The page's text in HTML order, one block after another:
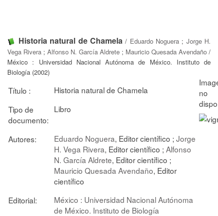
Historia natural de Chamela / Eduardo Noguera ; Jorge H.
Vega Rivera ; Alfonso N. García Aldrete ; Mauricio Quesada Avendaño /
México : Universidad Nacional Autónoma de México. Instituto de
Biología (2002)
Título :
Historia natural de Chamela
Tipo de
documento:
Libro
Autores: Eduardo Noguera, Editor científico ; Jorge
H. Vega Rivera, Editor científico ; Alfonso
N. García Aldrete, Editor científico ;
Mauricio Quesada Avendaño, Editor
científico
Editorial:
México : Universidad Nacional Autónoma
de México. Instituto de Biología